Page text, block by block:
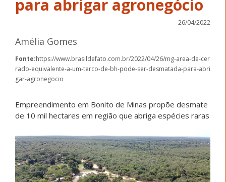
para abrigar agronegócio
26/04/2022
Amélia Gomes
Fonte:https://www.brasildefato.com.br/2022/04/26/mg-area-de-cer
rado-equivalente-a-um-terco-de-bh-pode-ser-desmatada-para-abri
gar-agronegocio
Empreendimento em Bonito de Minas propõe desmate
de 10 mil hectares em região que abriga espécies raras